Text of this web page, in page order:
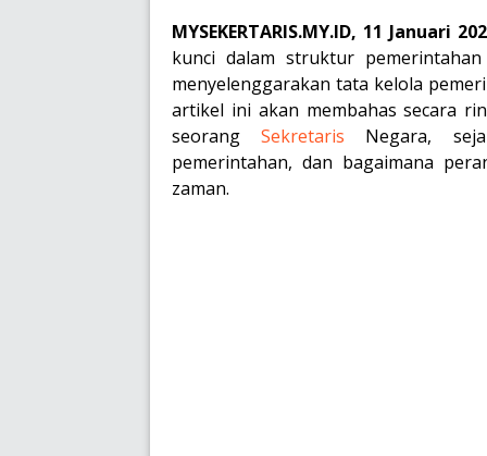
MYSEKERTARIS.MY.ID, 11 Januari
kunci dalam struktur
menyelenggarakan tata kelola
artikel ini akan membahas secara
seorangSekretaris Negara,
pemerintahan, dan bagaimana
zaman.